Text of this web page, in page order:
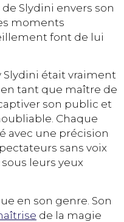
Slydini envers son
moments
font de lui
Slydini était vraiment
tant que maître de
son public et
Chaque
avec une précision
sans voix
leurs yeux
en son genre. Son
de la magie